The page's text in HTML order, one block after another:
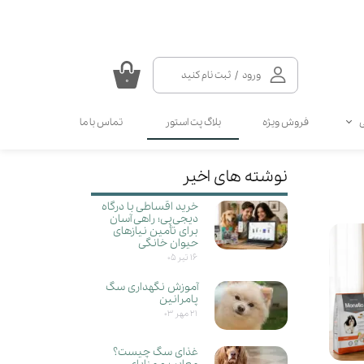
ورود / ثبت نام کنید
حساب کاربری من
تغییر گذر واژه
خروج از حساب کاربری
۰
مالت و مولتی ویتامین گربه
انواع اسپری گربه
انواع قطره گربه
مکمل و ویتامین سگ
انواع قطره سگ
انواع اسپری سگ
کرم دست و پای سگ
فروش ویژه بلاگ پت استور تماس با ما
نوشته های اخیر
خرید اقساطی با درگاه
دیجی‌پی؛ راهی آسان
برای تأمین نیازهای
حیوان خانگی
۱۶ تیر ۰۵
آموزش نگهداری سگ
پامرانین‌
۲۱ مهر ۰۳
غذای سگ چیست؟